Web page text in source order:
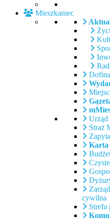
Mieszkaniec
Urząd
Straż
Karta
cywilna
Strefa